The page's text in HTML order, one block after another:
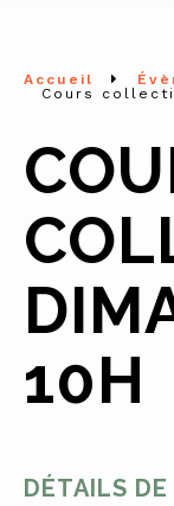
Accueil
Cours
10H
DÉTAILS